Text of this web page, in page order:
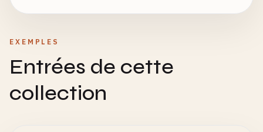
EXEMPLES
Entrées de cette
collection